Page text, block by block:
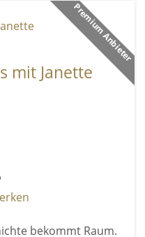
Premium Anbieter
mit Janette
bekommt Raum.